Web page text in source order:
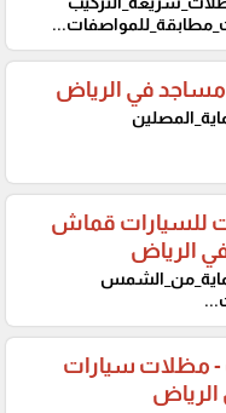
في الرياض
للسيارات قماش
الرياض
- مظلات سيارات